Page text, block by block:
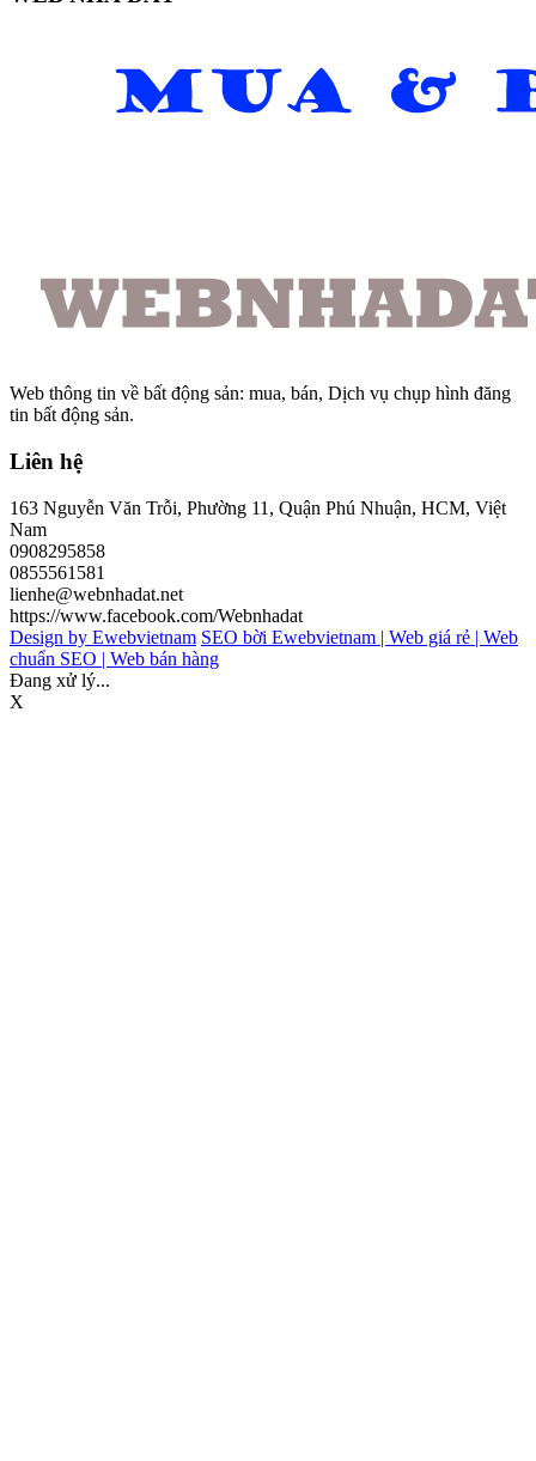
Web thông tin về bất động sản: mua, bán, Dịch vụ chụp hình đăng
tin bất động sản.
Liên hệ
163 Nguyễn Văn Trỗi, Phường 11, Quận Phú Nhuận, HCM, Việt
Nam
0908295858
0855561581
lienhe@webnhadat.net
https://www.facebook.com/Webnhadat
Design by Ewebvietnam SEO bời Ewebvietnam | Web giá rẻ | Web
chuẩn SEO | Web bán hàng
Đang xử lý...
X